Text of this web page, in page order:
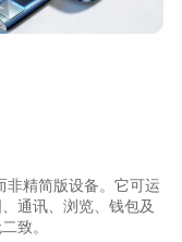
精简版设备。它可运
通讯、浏览、钱包及
致。